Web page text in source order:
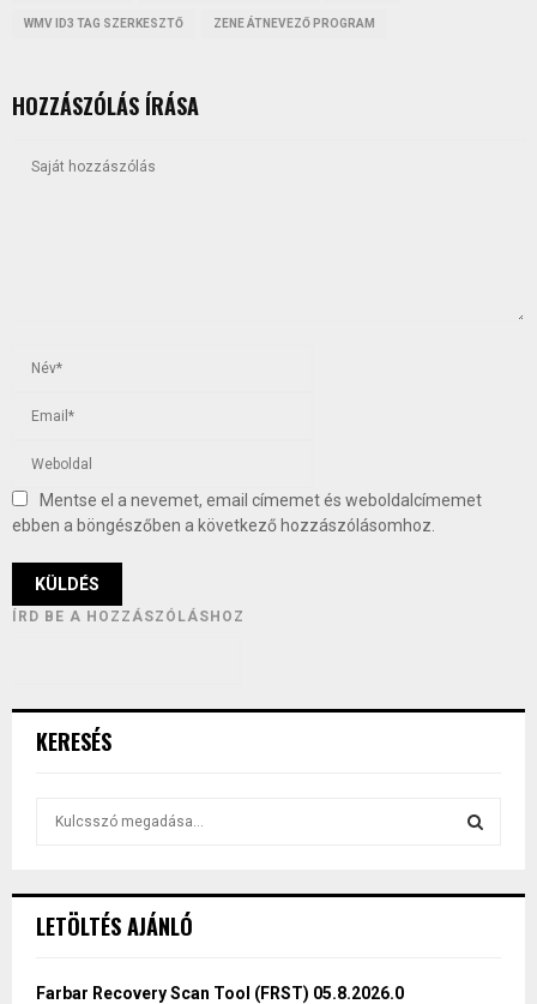
WMV ID3 TAG SZERKESZTŐ ZENE ÁTNEVEZŐ PROGRAM
HOZZÁSZÓLÁS ÍRÁSA
Mentse el a nevemet, email címemet és weboldalcímemet
ebben a böngészőben a következő hozzászólásomhoz.
ÍRD BE A HOZZÁSZÓLÁSHOZ
KERESÉS
h
o
LETÖLTÉS AJÁNLÓ
Farbar Recovery Scan Tool (FRST) 05.8.2026.0